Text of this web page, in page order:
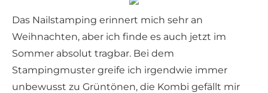
Das Nailstamping erinnert mich sehr an
Weihnachten, aber ich finde es auch jetzt im
Sommer absolut tragbar. Bei dem
Stampingmuster greife ich irgendwie immer
unbewusst zu Grüntönen, die Kombi gefällt mir